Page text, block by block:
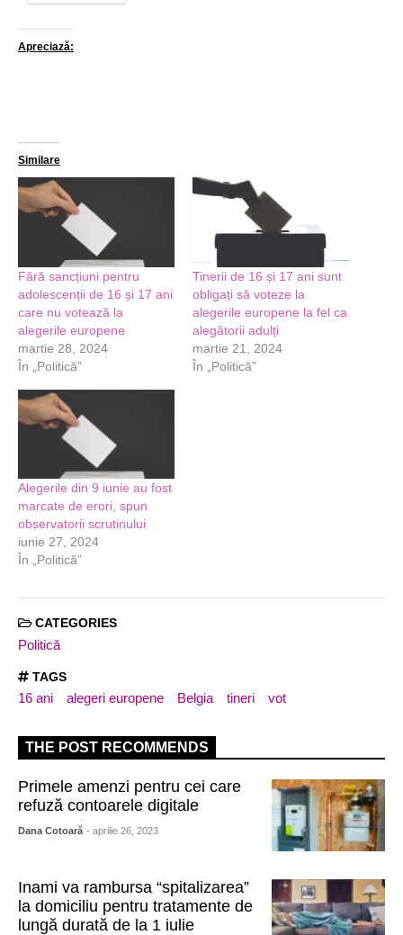
Apreciază:
Similare
Fără sancțiuni pentru
adolescenții de 16 și 17 ani
care nu votează la
alegerile europene
martie 28, 2024
În „Politică”
Tinerii de 16 și 17 ani sunt
obligați să voteze la
alegerile europene la fel ca
alegătorii adulți
martie 21, 2024
În „Politică”
Alegerile din 9 iunie au fost
marcate de erori, spun
observatorii scrutinului
iunie 27, 2024
În „Politică”
CATEGORIES
Politică
TAGS
16 ani alegeri europene Belgia tineri vot
THE POST RECOMMENDS
Primele amenzi pentru cei care
refuză contoarele digitale
Dana Cotoară - aprilie 26, 2023
Inami va rambursa “spitalizarea”
la domiciliu pentru tratamente de
lungă durată de la 1 iulie